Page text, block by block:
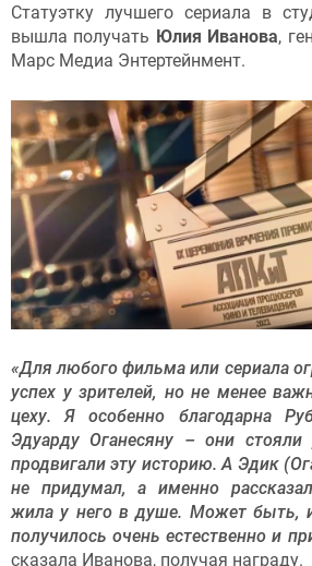
Статуэтку лучшего сериала в
вышла получать Юлия Иванова,
Марс Медиа Энтертейнмент.
«Для любого фильма или сериала
успех у зрителей, но не менее
цеху. Я особенно благодарна
Эдуарду Оганесяну – они стояли
продвигали эту историю. А Эдик
не придумал, а именно
жила у него в душе. Может быть,
получилось очень естественно и
сказала Иванова, получая награду.